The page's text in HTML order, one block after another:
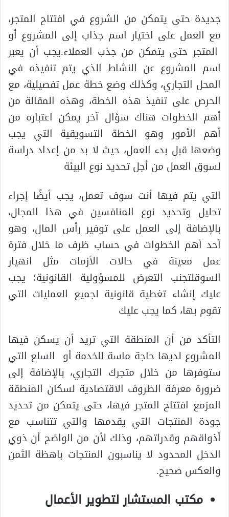
جديدة حتى يتمكن من الشروع في افتتاح المتجر،
مع العمل على اختيار اسم جذاب إلى المشروع أو
المتجر حتى يتمكن من جذب العملاء.يجب أن يعبر
اسم المشروع عن النشاط الذي يتم تنفيذه في
المحل التجاري، وكذلك وضع خطة عمل تفصيلية، مع
الحرص على تنفيذ هذه الخطة، وهذه المقالة من
أهم الخطوات هناك سؤال آخر يمكن اعتباره من
أهم الأمور وهو الخطة التسويقية التي يجب
وضعها قبل بدء العمل، حيث لا بد من إعداد دراسة
لسوق العمل من أجل تحديد نوع البيئة
التي يتم فيها أنت سوف تعمل، يجب أيضًا إجراء
تحليل وتحديد نوع المنافسين في هذا المجال،
بالإضافة إلى العمل على توفير رأس المال، وهو
أحد أهم الخطوات في حساب ظرف ما خلال فترة
عمل معينة في حالات الأزمات مثل انهيار
السوقلتجنب التعرض للمسؤولية القانونية؛ يجب
عليك إنشاء تغطية قانونية لجميع العمليات التي
تقوم بها، كما يجب عليك
التأكد من أن المنطقة التي تريد أن يسكن فيها
المشروع لديها حاجة ماسة للخدمة أو السلع التي
ستوفرها من خلال متجرك التجاري، بالإضافة إلى
ضرورة معرفة الظروف الاقتصادية لسكان المنطقة
المزمع افتتاح المتجر فيها، حتى يتمكن من تحديد
جودة المنتجات التي يقدمها والتي تتناسب مع
أذواقهم وقدراتهم، وذلك لأن من الواضح أن ذوي
الدخل المحدود لا يناسبون المنتجات باهظة الثمن
والعكس صحيح.
مكتب المستشار لتطوير الأعمال